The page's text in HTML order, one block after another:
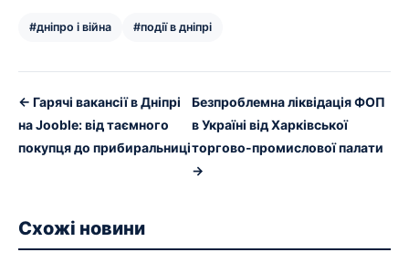
#дніпро і війна #події в дніпрі
← Гарячі вакансії в Дніпрі
на Jooble: від таємного
покупця до прибиральниці
Безпроблемна ліквідація ФОП
в Україні від Харківської
торгово-промислової палати
→
Схожі новини